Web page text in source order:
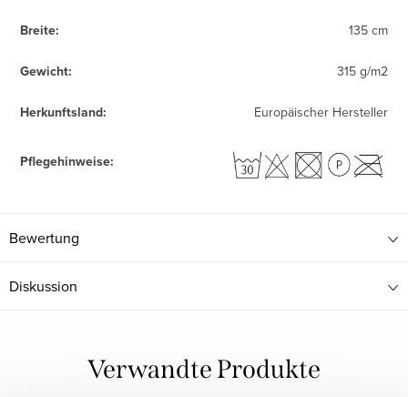
Breite: 135 cm
Gewicht: 315 g/m2
Herkunftsland: Europäischer Hersteller
Pflegehinweise:
Bewertung
Diskussion
Verwandte Produkte